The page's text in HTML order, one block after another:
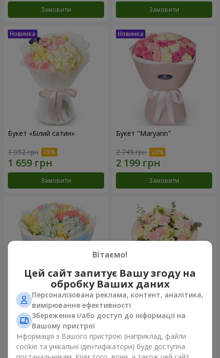
Замовити Замовити
Букет «Білий сатин»
1 952 грн
Замовити
Букет "Maryann"
2 749 грн
Замовити
Букет "Небесна блакить"
5 629 грн
Замовити
Букет "Secret"
Замовити
Вітаємо!
Цей сайт запитує Вашу згоду на
обробку Ваших даних
Персоналізована реклама, контент, аналітика,
вимірювання ефективності
Збереження і/або доступ до інформації на
Вашому пристрої
Інформація з Вашого пристрою (наприклад, файли
cookie та унікальні ідентифікатори) буде доступна